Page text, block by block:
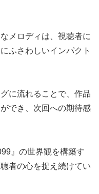
メロディは、視聴者に
ふさわしいインパクト
に流れることで、作品
でき、次回への期待感
』の世界観を構築す
者の心を捉え続けてい